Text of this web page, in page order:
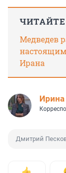
Медведев
Ирана
Дмитрий